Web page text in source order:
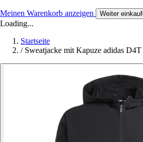
Meinen Warenkorb anzeigen Weiter
Loading...
Startseite
/ Sweatjacke mit Kapuze adidas